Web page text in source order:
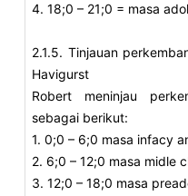
4. 18;0 – 21;0 = masa
2.1.5. Tinjauan
Havigurst
Robert meninjau
sebagai berikut:
1. 0;0 – 6;0 masa infacy
2. 6;0 – 12;0 masa midle
3. 12;0 – 18;0 masa